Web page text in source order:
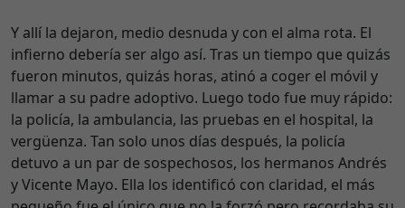
Y allí la dejaron, medio desnuda y con el alma rota. El
infierno debería ser algo así. Tras un tiempo que quizás
fueron minutos, quizás horas, atinó a coger el móvil y
llamar a su padre adoptivo. Luego todo fue muy rápido:
la policía, la ambulancia, las pruebas en el hospital, la
vergüenza. Tan solo unos días después, la policía
detuvo a un par de sospechosos, los hermanos Andrés
y Vicente Mayo. Ella los identificó con claridad, el más